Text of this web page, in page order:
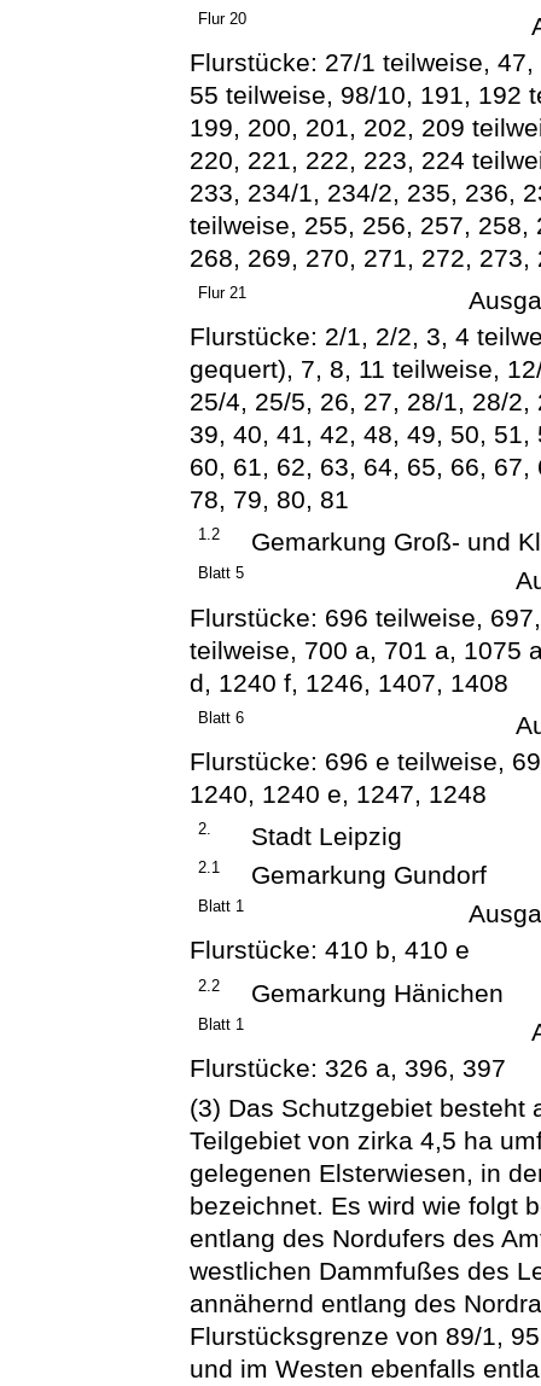
Flur 20
Flurstücke: 27/1 teilweise,
55 teilweise, 98/10, 191, 192
199, 200, 201, 202, 209
220, 221, 222, 223, 224
233, 234/1, 234/2, 235, 236,
teilweise, 255, 256, 257,
268, 269, 270, 271, 272,
Flur 21
Flurstücke: 2/1, 2/2, 3, 4
gequert), 7, 8, 11 teilweise,
25/4, 25/5, 26, 27, 28/1, 28/
39, 40, 41, 42, 48, 49, 50,
60, 61, 62, 63, 64, 65, 66,
78, 79, 80, 81
1.2 Gemarkung Groß- und
Blatt 5
Flurstücke: 696 teilweise,
teilweise, 700 a, 701 a, 1075
d, 1240 f, 1246, 1407, 1408
Blatt 6
Flurstücke: 696 e teilweise,
1240, 1240 e, 1247, 1248
2. Stadt Leipzig
2.1 Gemarkung Gundorf
Blatt 1
Flurstücke: 410 b, 410 e
2.2 Gemarkung Hänichen
Blatt 1
Flurstücke: 326 a, 396, 397
(3) Das Schutzgebiet besteht
Teilgebiet von zirka 4,5 ha
gelegenen Elsterwiesen, in
bezeichnet. Es wird wie folgt
entlang des Nordufers des
westlichen Dammfußes des
annähernd entlang des
Flurstücksgrenze von 89/1,
und im Westen ebenfalls